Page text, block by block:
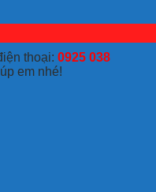
thoại: 0925 038
em nhé!